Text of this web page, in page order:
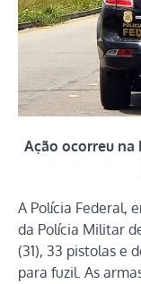
Ação ocorreu na
A Polícia Federal,
da Polícia Militar
(31), 33 pistolas e
para fuzil. As